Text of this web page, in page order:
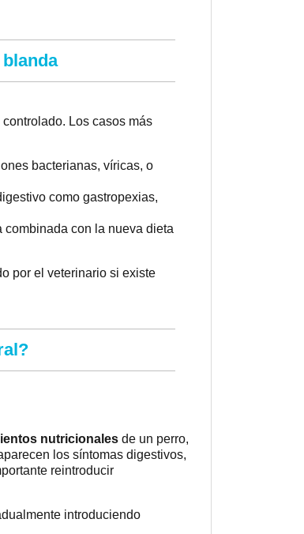
Los casos más
bacterianas, víricas, o
como gastropexias,
combinada con la nueva dieta
por el veterinario si existe
nutricionales de un perro,
los síntomas digestivos,
reintroducir
introduciendo